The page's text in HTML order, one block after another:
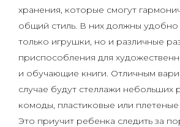
хранения, которые смогут
общий стиль. В них должны
только игрушки, но и различные
приспособления для
и обучающие книги. Отличным
случае будут стеллажи небольших
комоды, пластиковые или
Это приучит ребенка следить за